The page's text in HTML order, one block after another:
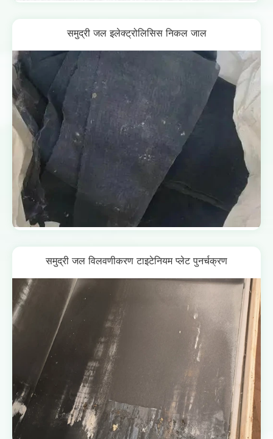
समुद्री जल इलेक्ट्रोलिसिस निकल जाल
समुद्री जल विलवणीकरण टाइटेनियम प्लेट पुनर्चक्रण